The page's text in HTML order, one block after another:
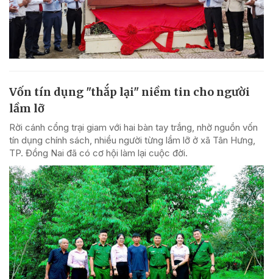
Vốn tín dụng "thắp lại" niềm tin cho người
lầm lỡ
Rời cánh cổng trại giam với hai bàn tay trắng, nhờ nguồn vốn
tín dụng chính sách, nhiều người từng lầm lỡ ở xã Tân Hưng,
TP. Đồng Nai đã có cơ hội làm lại cuộc đời.